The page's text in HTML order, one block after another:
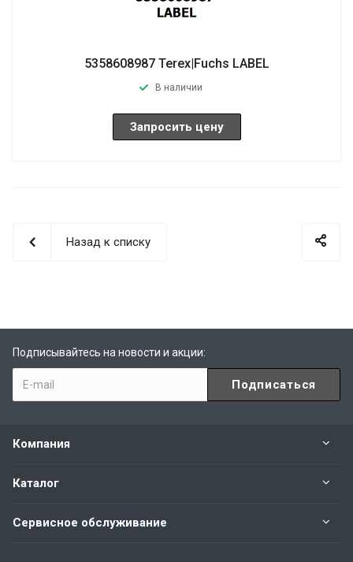
5358608987 Terex|Fuchs LABEL
В наличии
Запросить цену
Назад к списку
Подписывайтесь на новости и акции:
Компания
Каталог
Сервисное обслуживание